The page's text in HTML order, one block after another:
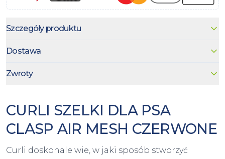
Szczegóły produktu
Dostawa
Zwroty
CURLI SZELKI DLA PSA
CLASP AIR MESH CZERWONE
Curli doskonale wie, w jaki sposób stworzyć